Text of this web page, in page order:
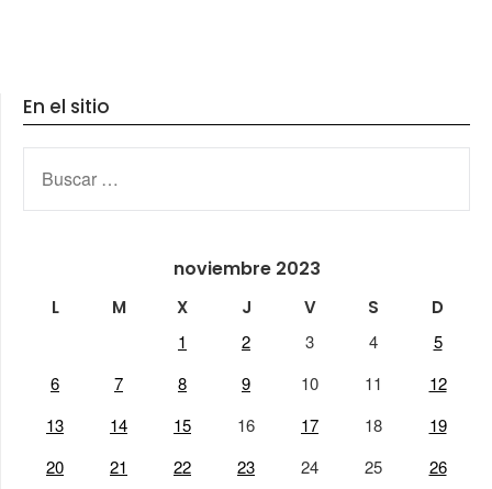
En el sitio
noviembre 2023
L M X J V S
D
1
2 3 4
5
6
7 8 9 10 11
12
13
14 15 16 17 18
19
20
21 22 23 24 25
26